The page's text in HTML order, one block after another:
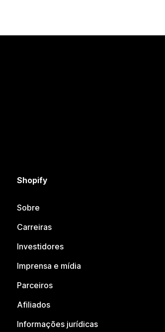
Shopify
Sobre
Carreiras
Investidores
Imprensa e mídia
Parceiros
Afiliados
Informações jurídicas